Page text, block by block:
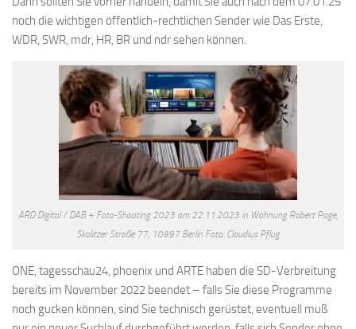
noch die wichtigen öffentlich-rechtlichen Sender wie Das Erste,
WDR, SWR, mdr, HR, BR und ndr sehen können.
ARD Digital / DAB + Foto-Shooting 2023 am 22.11.2023 in Wohnung Robert Page,
Skalitzer Straße 77, 10997 Berlin Foto: Claudius Pflug
ONE, tagesschau24, phoenix und ARTE haben die SD-Verbreitung
bereits im November 2022 beendet – falls Sie diese Programme
noch gucken können, sind Sie technisch gerüstet, eventuell muß